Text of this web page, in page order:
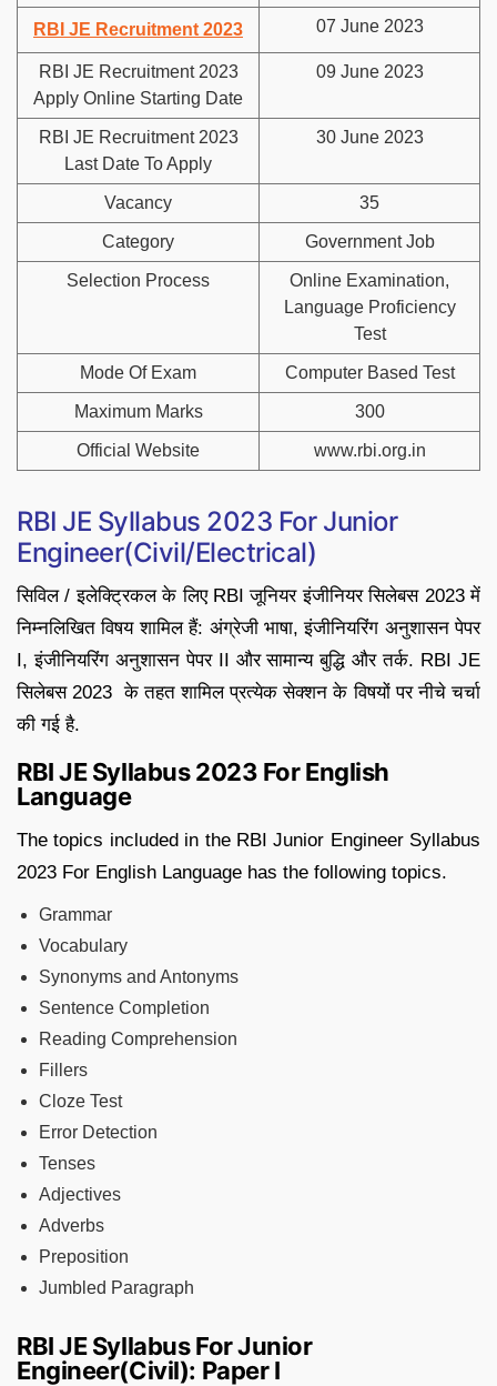
RBI JE Recruitment 2023 07 June 2023
RBI JE Recruitment 2023
Apply Online Starting Date
09 June 2023
RBI JE Recruitment 2023
Last Date To Apply
30 June 2023
Vacancy 35
Category Government Job
Selection Process
Online Examination,
Language Proficiency
Test
Mode Of Exam Computer Based Test
Maximum Marks 300
Official Website www.rbi.org.in
RBI JE Syllabus 2023 For Junior
Engineer(Civil/Electrical)
सिविल / इलेक्ट्रिकल के लिए RBI जूनियर इंजीनियर सिलेबस 2023 में
निम्नलिखित विषय शामिल हैं: अंग्रेजी भाषा, इंजीनियरिंग अनुशासन पेपर
I, इंजीनियरिंग अनुशासन पेपर II और सामान्य बुद्धि और तर्क. RBI JE
सिलेबस 2023 के तहत शामिल प्रत्येक सेक्शन के विषयों पर नीचे चर्चा
की गई है.
RBI JE Syllabus 2023 For English
Language
The topics included in the RBI Junior Engineer Syllabus
2023 For English Language has the following topics.
Grammar
Vocabulary
Synonyms and Antonyms
Sentence Completion
Reading Comprehension
Fillers
Cloze Test
Error Detection
Tenses
Adjectives
Adverbs
Preposition
Jumbled Paragraph
RBI JE Syllabus For Junior
Engineer(Civil): Paper I